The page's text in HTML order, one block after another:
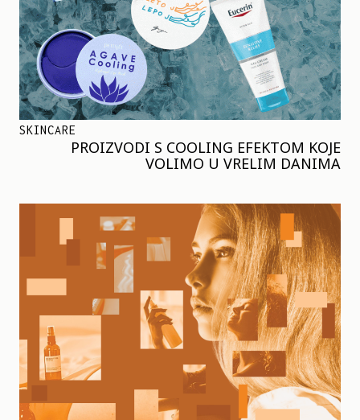
SKINCARE
PROIZVODI S COOLING EFEKTOM KOJE
VOLIMO U VRELIM DANIMA